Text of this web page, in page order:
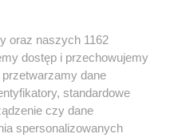
ratusza w Załężu
oraz naszych 1162
dostęp i przechowujemy
dane
standardowe
czy dane
spersonalizowanych